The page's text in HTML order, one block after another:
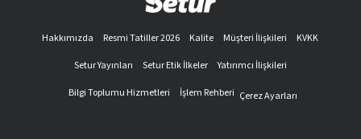
Hakkımızda Resmi Tatiller 2026 Kalite Müşteri İlişkileri
KVKK
Setur Yayınları
Setur Etik İlkeler
Yatırımcı İlişkileri
Bilgi Toplumu Hizmetleri
İşlem Rehberi Çerez Ayarları